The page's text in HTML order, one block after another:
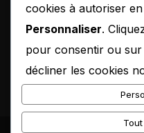
cookies à autoriser
Personnaliser.
pour consentir ou sur
décliner les cookies